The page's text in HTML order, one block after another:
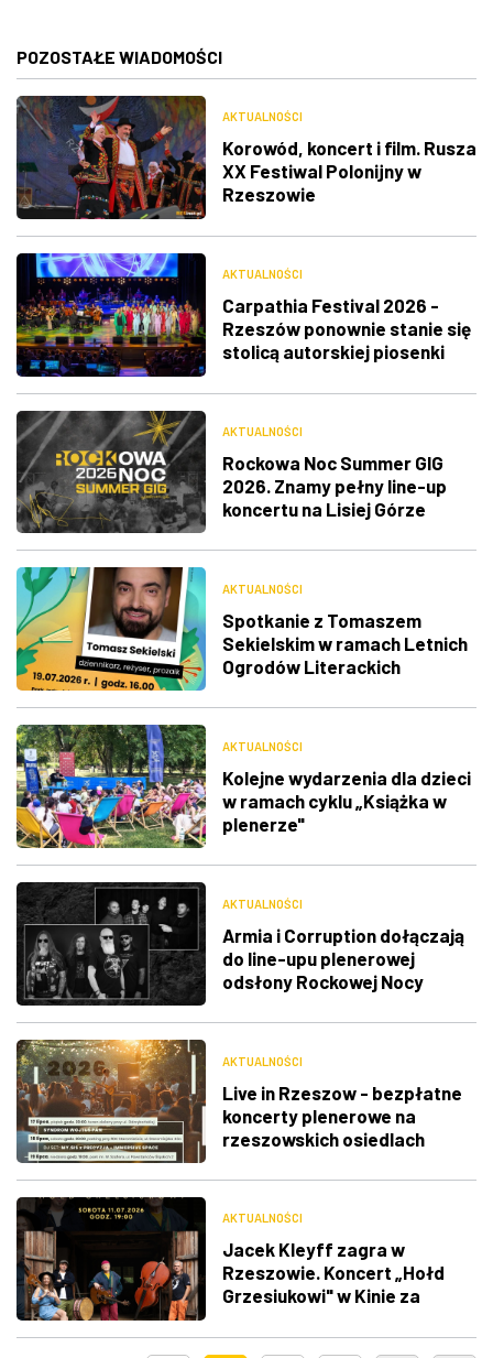
POZOSTAŁE WIADOMOŚCI
AKTUALNOŚCI
Korowód, koncert i film. Rusza
XX Festiwal Polonijny w
Rzeszowie
AKTUALNOŚCI
Carpathia Festival 2026 -
Rzeszów ponownie stanie się
stolicą autorskiej piosenki
AKTUALNOŚCI
Rockowa Noc Summer GIG
2026. Znamy pełny line-up
koncertu na Lisiej Górze
AKTUALNOŚCI
Spotkanie z Tomaszem
Sekielskim w ramach Letnich
Ogrodów Literackich
AKTUALNOŚCI
Kolejne wydarzenia dla dzieci
w ramach cyklu „Książka w
plenerze"
AKTUALNOŚCI
Armia i Corruption dołączają
do line-upu plenerowej
odsłony Rockowej Nocy
AKTUALNOŚCI
Live in Rzeszow - bezpłatne
koncerty plenerowe na
rzeszowskich osiedlach
AKTUALNOŚCI
Jacek Kleyff zagra w
Rzeszowie. Koncert „Hołd
Grzesiukowi" w Kinie za